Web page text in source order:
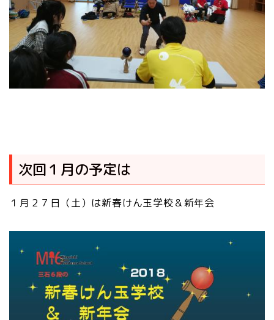
次回１月の予定は
１月２７日（土）は新春けん玉学校＆新年会